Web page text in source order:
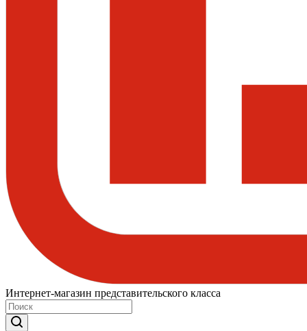
Интернет-магазин представительского класса